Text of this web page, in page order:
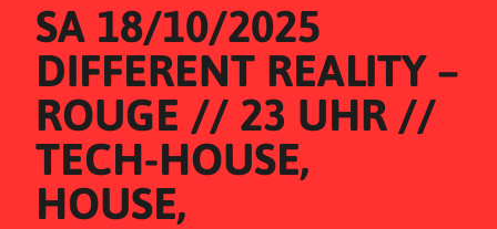
SA 18/10/2025
DIFFERENT REALITY –
ROUGE // 23 UHR //
TECH-HOUSE,
HOUSE,